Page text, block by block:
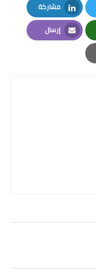
مشاركة
LinkedIn
إرسال
Email